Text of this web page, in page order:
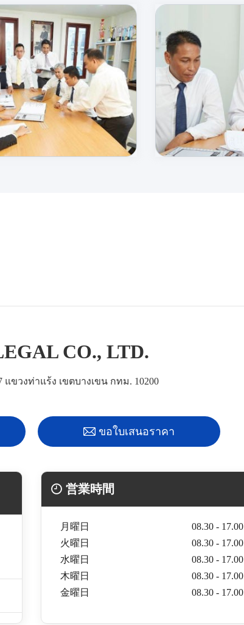
CO., LTD.
แขวงท่าแร้ง เขตบางเขน กทม. 10200
ขอใบเสนอราคา
営業時間
月曜日
08.30 - 17.00
火曜日
08.30 - 17.00
水曜日
08.30 - 17.00
木曜日
08.30 - 17.00
金曜日
08.30 - 17.00